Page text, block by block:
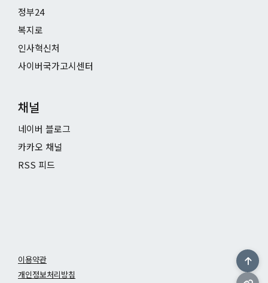
정부24
복지로
인사혁신처
사이버국가고시센터
채널
네이버 블로그
카카오 채널
RSS 피드
이용약관
개인정보처리방침